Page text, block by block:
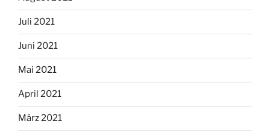
Juli 2021
Juni 2021
Mai 2021
April 2021
März 2021